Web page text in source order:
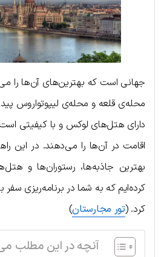
جهانی است که بهترین‌های آن‌ها را
محله‌ی قلعه و محله‌ی لیپوتواروس
دارای هتل‌های لوکس و با کیفیتی
اقامت در آن‌ها را می‌دهند. در این
بهترین جاذبه‌ها، رستوران‌ها و
کرده‌ایم که به شما در برنامه‌ریزی
کرد. (تور مجارستان)
آنچه در این مطلب